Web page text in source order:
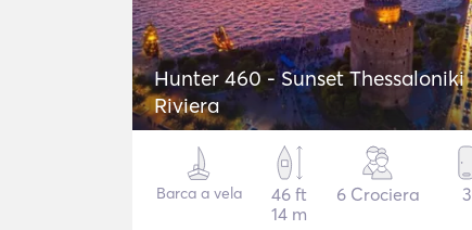
Hunter 460 - Sunset Thessaloniki
Riviera
Barca a vela
46 ft
14 m
6 Crociera 3